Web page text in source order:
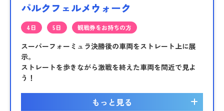
パルクフェルメウォーク
4日 5日 観戦券をお持ちの方
スーパーフォーミュラ決勝後の車両をストレート上に展
示。
ストレートを歩きながら激戦を終えた車両を間近で見よ
う！
もっと見る